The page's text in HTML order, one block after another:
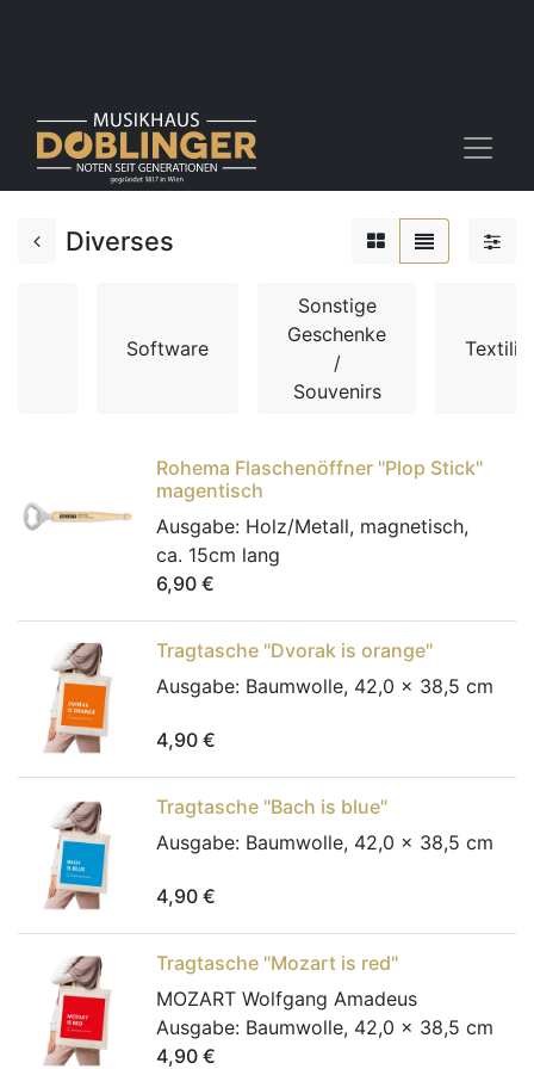
Diverses
Software
Sonstige
Geschenke
/
Souvenirs
Rohema Flaschenöffner "Plop Stick"
magentisch
Ausgabe: Holz/Metall, magnetisch,
ca. 15cm lang
6,90 €
Tragtasche "Dvorak is orange"
Ausgabe: Baumwolle, 42,0 x 38,5 cm
4,90 €
Tragtasche "Bach is blue"
Ausgabe: Baumwolle, 42,0 x 38,5 cm
4,90 €
Tragtasche "Mozart is red"
MOZART Wolfgang Amadeus
Ausgabe: Baumwolle, 42,0 x 38,5 cm
4,90 €